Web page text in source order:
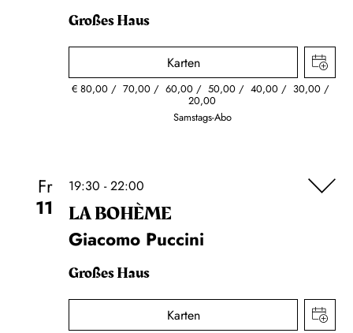
Großes Haus
Karten
€80,00 70,00 60,00 50,00 40,00 30,00
20,00
Samstags-Abo
Fr
11
19:30 - 22:00
LA BOHÈME
Giacomo Puccini
Großes Haus
Karten